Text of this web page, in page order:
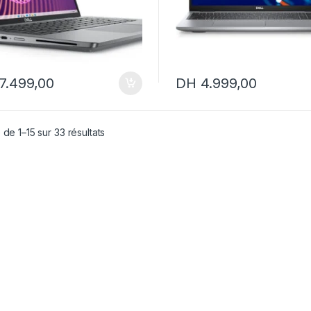
DH 4.999,00
1–15 sur 33 résultats